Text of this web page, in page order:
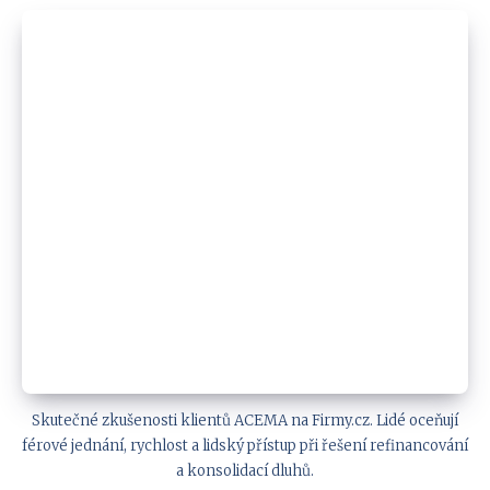
Skutečné zkušenosti klientů ACEMA na Firmy.cz. Lidé oceňují
férové jednání, rychlost a lidský přístup při řešení refinancování
a konsolidací dluhů.